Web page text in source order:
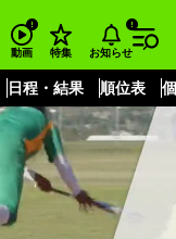
動画 特集 お知らせ
日程・結果 順位表
もっと見る